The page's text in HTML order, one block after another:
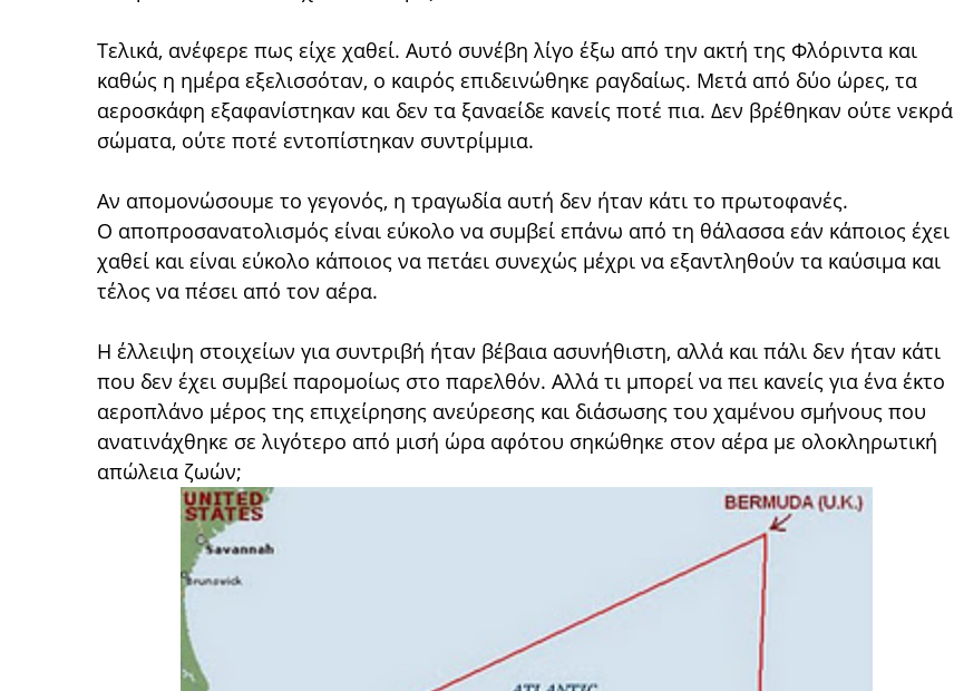
Τελικά, ανέφερε πως είχε χαθεί. Αυτό συνέβη λίγο έξω από την ακτή της Φλόριντα και
καθώς η ημέρα εξελισσόταν, ο καιρός επιδεινώθηκε ραγδαίως. Μετά από δύο ώρες, τα
αεροσκάφη εξαφανίστηκαν και δεν τα ξαναείδε κανείς ποτέ πια. Δεν βρέθηκαν ούτε νεκρά
σώματα, ούτε ποτέ εντοπίστηκαν συντρίμμια.
Αν απομονώσουμε το γεγονός, η τραγωδία αυτή δεν ήταν κάτι το πρωτοφανές.
Ο αποπροσανατολισμός είναι εύκολο να συμβεί επάνω από τη θάλασσα εάν κάποιος έχει
χαθεί και είναι εύκολο κάποιος να πετάει συνεχώς μέχρι να εξαντληθούν τα καύσιμα και
τέλος να πέσει από τον αέρα.
Η έλλειψη στοιχείων για συντριβή ήταν βέβαια ασυνήθιστη, αλλά και πάλι δεν ήταν κάτι
που δεν έχει συμβεί παρομοίως στο παρελθόν. Αλλά τι μπορεί να πει κανείς για ένα έκτο
αεροπλάνο μέρος της επιχείρησης ανεύρεσης και διάσωσης του χαμένου σμήνους που
ανατινάχθηκε σε λιγότερο από μισή ώρα αφότου σηκώθηκε στον αέρα με ολοκληρωτική
απώλεια ζωών;